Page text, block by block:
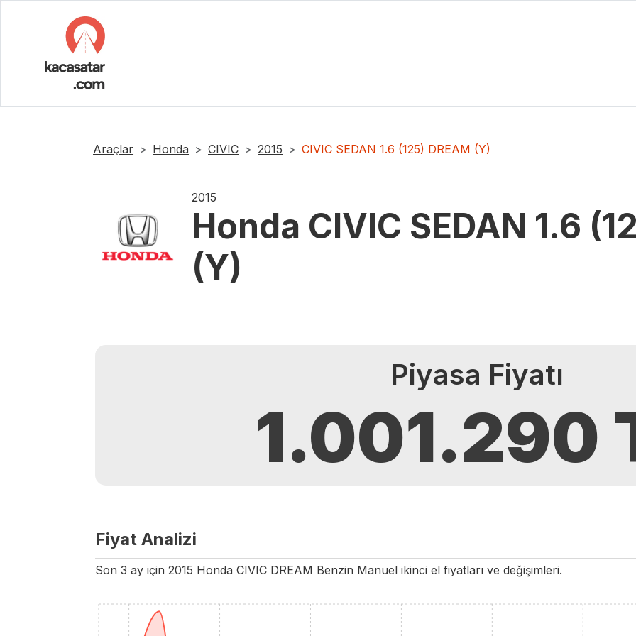
Araçlar Honda CIVIC 2015 CIVIC SEDAN 1.6 (125) DREAM (Y)
2015
Honda CIVIC SEDAN 1.6
(Y)
Piyasa Fiyatı
1.001.290
Fiyat Analizi
Son 3 ay için 2015 Honda CIVIC DREAM Benzin Manuel ikinci el fiyatları ve değişimleri.